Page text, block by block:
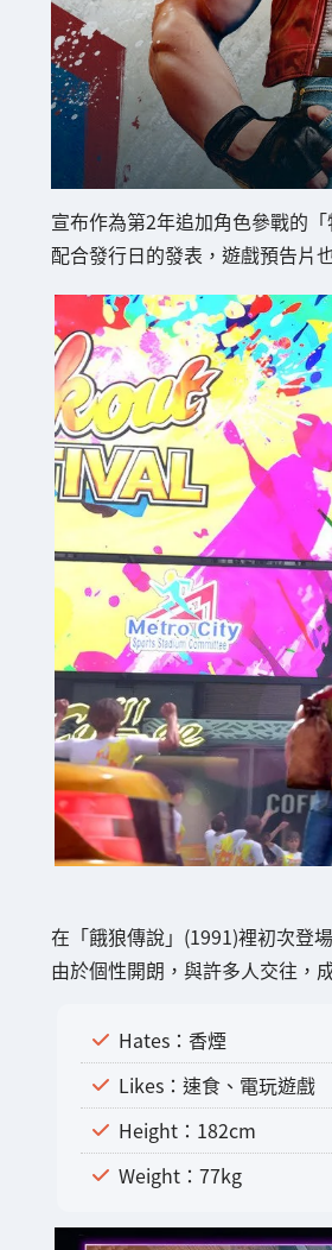
宣布作為第2年追加角色參戰的
配合發行日的發表，遊戲預告片
在「餓狼傳說」(1991)裡初次登
由於個性開朗，與許多人交往，
Hates：香煙
Likes：速食、電玩遊戲
Height：182cm
Weight：77kg